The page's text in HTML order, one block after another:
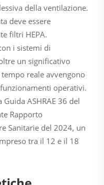
della ventilazione.
deve essere
filtri HEPA.
i sistemi di
un significativo
reale avvengono
operativi.
ASHRAE 36 del
Rapporto
Sanitarie del 2024, un
tra il 12 e il 18